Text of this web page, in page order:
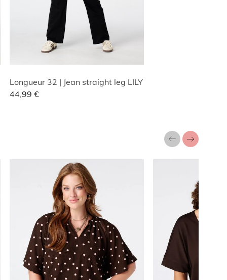
Longueur 32 | Jean straight leg LILY
44,99 €